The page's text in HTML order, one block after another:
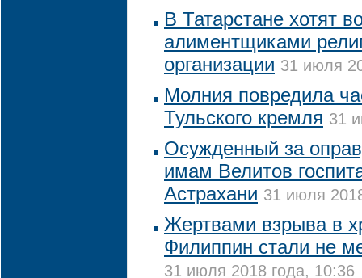
В Татарстане хотят
алиментщиками
организации 31 июля
Молния повредила
Тульского кремля 31
Осужденный за
имам Велитов
Астрахани 31 июля
Жертвами взрыва в
Филиппин стали не
31 июля 2018 года, 10:36